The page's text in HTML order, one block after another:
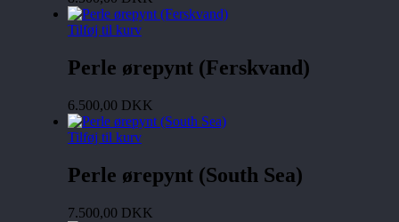
Tilføj til kurv
Perle ørepynt (Ferskvand)
6.500,00 DKK
Tilføj til kurv
Perle ørepynt (South Sea)
7.500,00 DKK